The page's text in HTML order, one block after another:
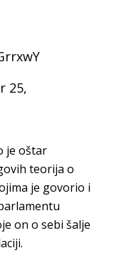
25,
je oštar
teorija o
je govorio i
on o sebi šalje